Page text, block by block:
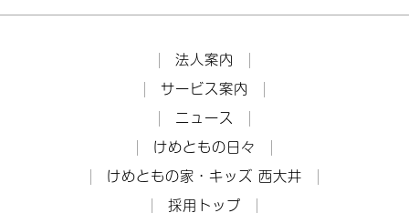
法人案内
サービス案内
ニュース
けめともの日々
けめともの家・キッズ 西大井
採用トップ